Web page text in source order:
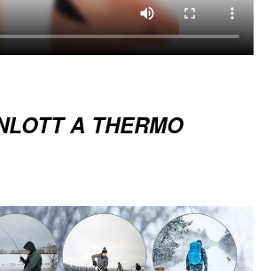
A THERMO